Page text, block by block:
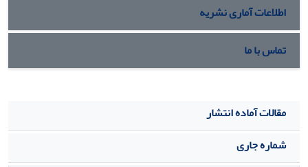
اطلاعات آماری نشریه
تماس با ما
مقالات آماده انتشار
شماره جاری